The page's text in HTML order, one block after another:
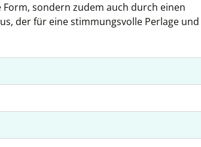
sondern zudem auch durch einen
der für eine stimmungsvolle Perlage und